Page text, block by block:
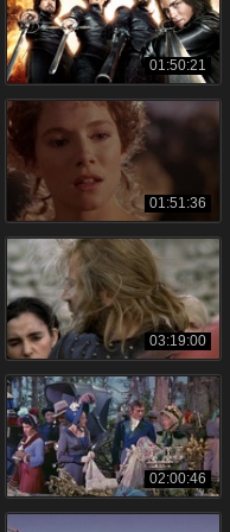
01:50:21
01:51:36
03:19:00
02:00:46